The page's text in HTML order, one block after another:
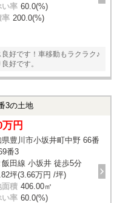
い率 60.0(%)
率 200.0(%)
好です！車移動もラクラク♪
好です。
3の土地
万円
県豊川市小坂井町中野 66番
番3
飯田線 小坂井 徒歩5分
坪(3.66万円 /坪)
面積 406.00㎡
い率 60.0(%)